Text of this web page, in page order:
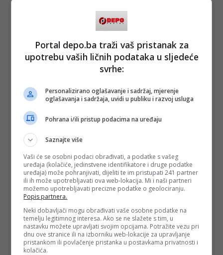
Potrebno se prilagoditi, asimilirati, naučiti jezik, upoznati
nove ljude, naučiti kako sustav funkcionira. Sve to zahtijeva
znoj i vrijeme. I ovdje se puno radi, nema gledanja u zid ni
beskonačnih stanki. Neke stvari, poput pronalaska stana,
dobiješ točno onoliko koliko možeš ponuditi. Meni se ta
pogodba čini sasvim u redu - zaključila je.
(DEPO PORTAL, BLIN MAGAZIN/mr)
PODIJELI NA
#gastarbajteri #život u njemačkoj
#posao u
njemačkoj
Portal depo.ba traži vaš pristanak za
upotrebu vaših ličnih podataka u sljedeće
svrhe:
Personalizirano oglašavanje i sadržaj, mjerenje
oglašavanja i sadržaja, uvidi u publiku i razvoj usluga
Pohrana i/ili pristup podacima na uređaju
Saznajte više
Vaši će se osobni podaci obrađivati, a podatke s vašeg
uređaja (kolačiće, jedinstvene identifikatore i druge podatke
uređaja) može pohranjivati, dijeliti te im pristupati 241 partner
ili ih može upotrebljavati ova web-lokacija. Mi i naši partneri
možemo upotrebljavati precizne podatke o geolociranju.
Popis partnera.
Neki dobavljači mogu obrađivati vaše osobne podatke na
temelju legitimnog interesa. Ako se ne slažete s tim, u
nastavku možete upravljati svojim opcijama. Potražite vezu pri
dnu ove stranice ili na izborniku web-lokacije za upravljanje
pristankom ili povlačenje pristanka u postavkama privatnosti i
kolačića.